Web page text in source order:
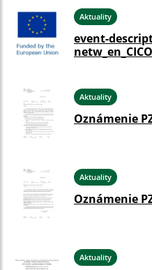
Aktuality
event-
Aktuality
Oznámenie
Aktuality
Oznámenie
Aktuality